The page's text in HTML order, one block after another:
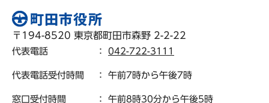
〒194-8520 東京都町田市森野 2-2-22
代表電話 ： 042-722-3111
代表電話受付時間 ： 午前7時から午後7時
窓口受付時間 ： 午前8時30分から午後5時